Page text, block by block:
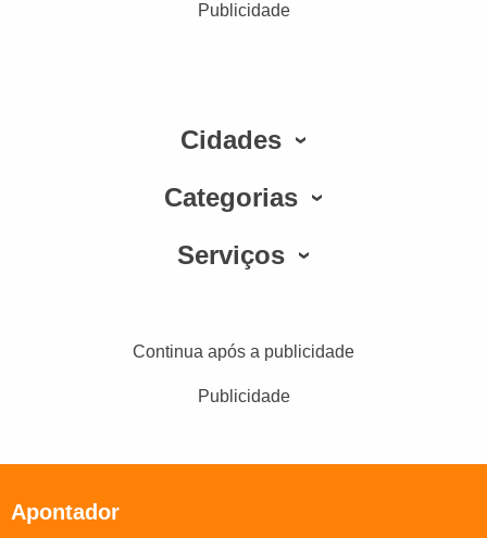
Publicidade
Cidades
Categorias
Serviços
Continua após a publicidade
Publicidade
Apontador